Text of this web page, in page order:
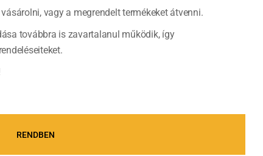
cukorból, 1 teáskanál ecet segítségével verjünk kemény habot.
egy sütőpapírral borított tepsire tenyérnyi köralakzatokat, úgy
120 °C-os sütőben körülbelül egy órán keresztül szárítsuk. Ha
vagy a megrendelt termékeket átvenni.
továbbra is zavartalanul működik, így
RENDBEN